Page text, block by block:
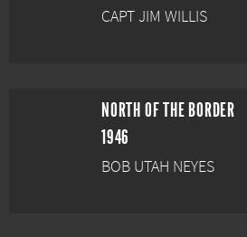
CAPT JIM WILLIS
NORTH OF THE BORDER
1946
BOB UTAH NEYES